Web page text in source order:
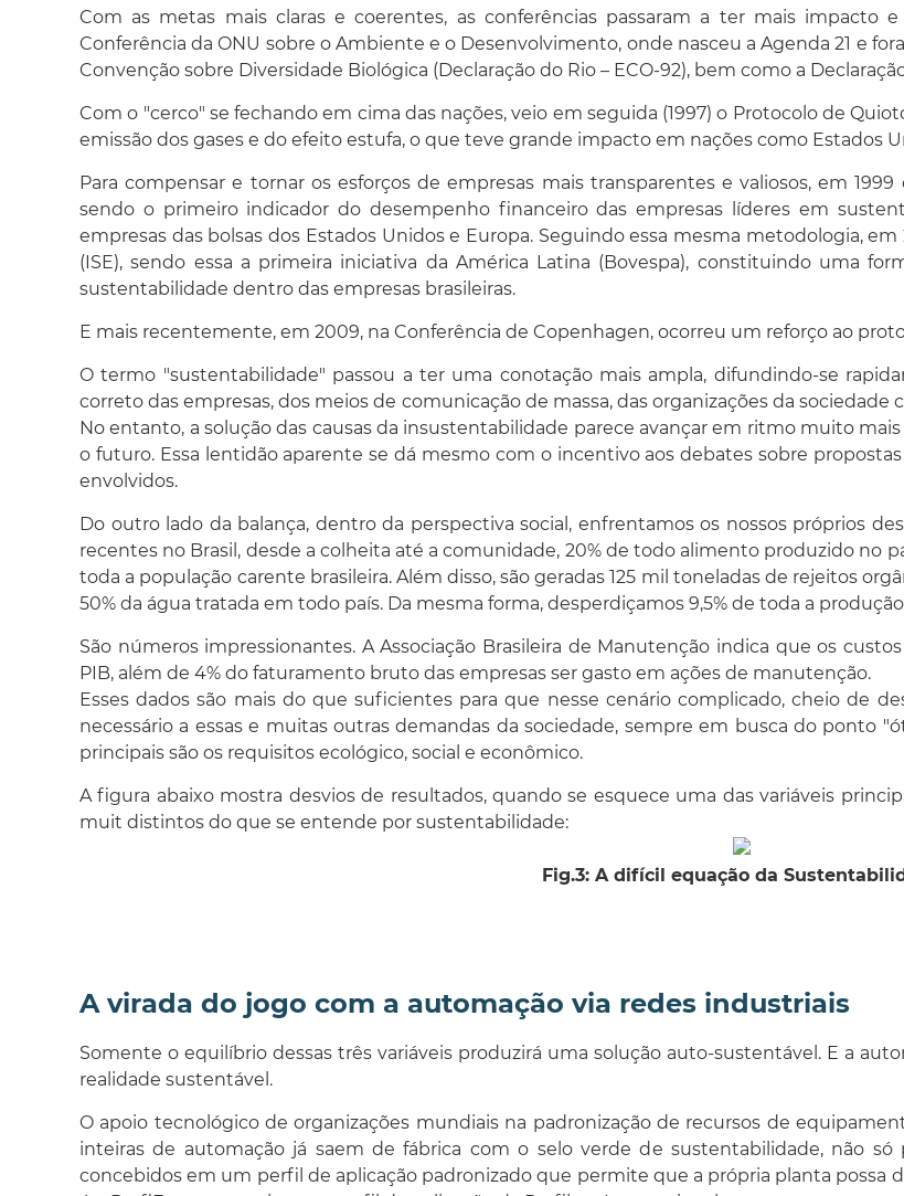
Com as metas mais claras e coerentes, as conferências passaram a ter mais impacto
Conferência da ONU sobre o Ambiente e o Desenvolvimento, onde nasceu a Agenda 21 e
Convenção sobre Diversidade Biológica (Declaração do Rio – ECO-92), bem como a
Com o "cerco" se fechando em cima das nações, veio em seguida (1997) o Protocolo de
emissão dos gases e do efeito estufa, o que teve grande impacto em nações como Estados
Para compensar e tornar os esforços de empresas mais transparentes e valiosos, em
sendo o primeiro indicador do desempenho financeiro das empresas líderes em
empresas das bolsas dos Estados Unidos e Europa. Seguindo essa mesma metodologia,
(ISE), sendo essa a primeira iniciativa da América Latina (Bovespa), constituindo uma
sustentabilidade dentro das empresas brasileiras.
E mais recentemente, em 2009, na Conferência de Copenhagen, ocorreu um reforço ao
O termo "sustentabilidade" passou a ter uma conotação mais ampla, difundindo-se
correto das empresas, dos meios de comunicação de massa, das organizações da
No entanto, a solução das causas da insustentabilidade parece avançar em ritmo muito
o futuro. Essa lentidão aparente se dá mesmo com o incentivo aos debates sobre
envolvidos.
Do outro lado da balança, dentro da perspectiva social, enfrentamos os nossos próprios
recentes no Brasil, desde a colheita até a comunidade, 20% de todo alimento produzido no
toda a população carente brasileira. Além disso, são geradas 125 mil toneladas de rejeitos
50% da água tratada em todo país. Da mesma forma, desperdiçamos 9,5% de toda a
São números impressionantes. A Associação Brasileira de Manutenção indica que os
PIB, além de 4% do faturamento bruto das empresas ser gasto em ações de manutenção.
Esses dados são mais do que suficientes para que nesse cenário complicado, cheio de
necessário a essas e muitas outras demandas da sociedade, sempre em busca do ponto
principais são os requisitos ecológico, social e econômico.
A figura abaixo mostra desvios de resultados, quando se esquece uma das variáveis
muit distintos do que se entende por sustentabilidade:
Fig.3: A difícil equação da
A virada do jogo com a automação via redes industriais
Somente o equilíbrio dessas três variáveis produzirá uma solução auto-sustentável. E a
realidade sustentável.
O apoio tecnológico de organizações mundiais na padronização de recursos de
inteiras de automação já saem de fábrica com o selo verde de sustentabilidade, não
concebidos em um perfil de aplicação padronizado que permite que a própria planta possa